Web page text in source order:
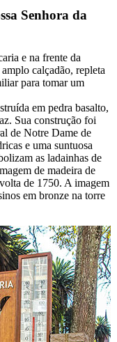
Senhora da
e na frente da
calçadão, repleta
para tomar um
em pedra basalto,
Sua construção foi
de Notre Dame de
e uma suntuosa
as ladainhas de
de madeira de
de 1750. A imagem
em bronze na torre